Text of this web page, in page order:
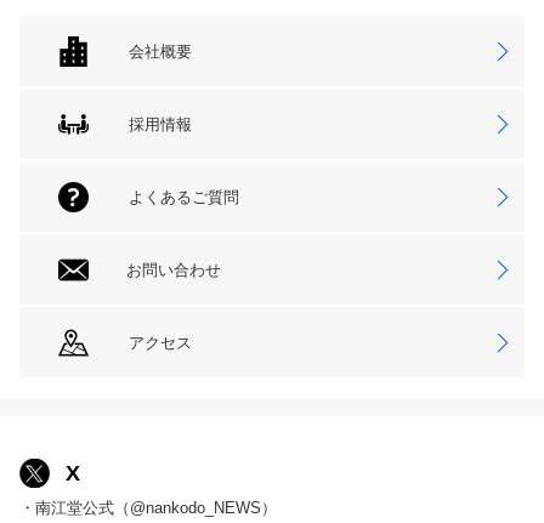
会社概要
採用情報
よくあるご質問
お問い合わせ
アクセス
X
・南江堂公式（@nankodo_NEWS）